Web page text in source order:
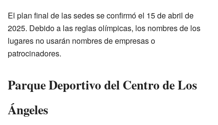
El plan final de las sedes se confirmó el 15 de abril de
2025. Debido a las reglas olímpicas, los nombres de los
lugares no usarán nombres de empresas o
patrocinadores.
Parque Deportivo del Centro de Los
Ángeles